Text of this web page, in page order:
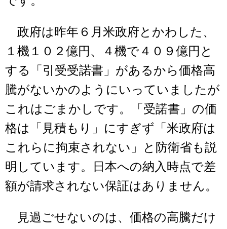
政府は昨年６月米政府とかわした、
１機１０２億円、４機で４０９億円と
する「引受受諾書」があるから価格高
騰がないかのようにいっていましたが
これはごまかしです。「受諾書」の価
格は「見積もり」にすぎず「米政府は
これらに拘束されない」と防衛省も説
明しています。日本への納入時点で差
額が請求されない保証はありません。
見過ごせないのは、価格の高騰だけ